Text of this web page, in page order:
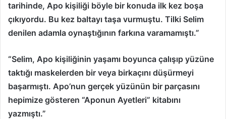
tarihinde, Apo kişiliği böyle bir konuda ilk kez boşa
çıkıyordu. Bu kez baltayı taşa vurmuştu. Tilki Selim
denilen adamla oynaştığının farkına varamamıştı.”
“Selim, Apo kişiliğinin yaşamı boyunca çalışıp yüzüne
taktığı maskelerden bir veya birkaçını düşürmeyi
başarmıştı. Apo’nun gerçek yüzünün bir parçasını
hepimize gösteren “Aponun Ayetleri” kitabını
yazmıştı.”